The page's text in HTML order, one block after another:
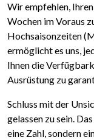
Wir empfehlen, Ihren
Wochen im Voraus
Hochsaisonzeiten
ermöglicht es uns,
Ihnen die
Ausrüstung zu
Schluss mit der
gelassen zu sein.
eine Zahl, sondern